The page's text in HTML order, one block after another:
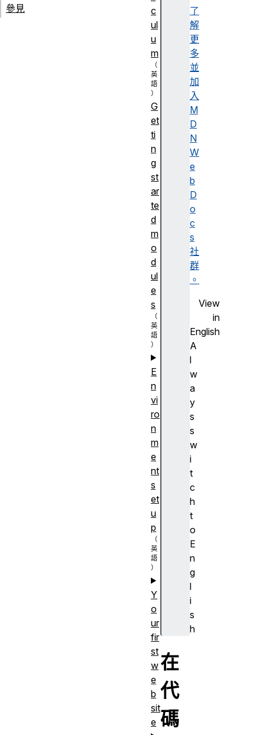
了
解
更
多
並
加
入
M
D
N
W
e
b
D
o
c
s
社
群
。
View
in
English
A
l
w
a
y
s
s
w
i
t
c
h
t
o
E
n
g
l
i
s
h
在
代
碼
參見
c
ul
u
m
G
et
ti
n
g
st
ar
te
d
m
o
d
ul
e
s
E
n
vi
ro
n
m
e
nt
s
et
u
p
Y
o
ur
fir
st
w
e
b
sit
e